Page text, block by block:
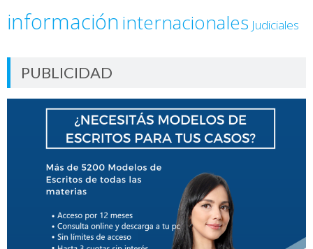
informacióninternacionales Judiciales
PUBLICIDAD